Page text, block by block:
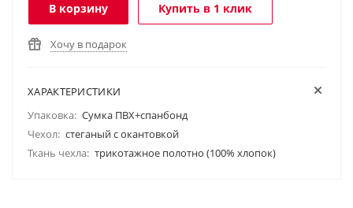
В корзину Купить в 1 клик
Хочу в подарок
ХАРАКТЕРИСТИКИ
Упаковка: Сумка ПВХ+спанбонд
Чехол: стеганый с окантовкой
Ткань чехла: трикотажное полотно (100% хлопок)